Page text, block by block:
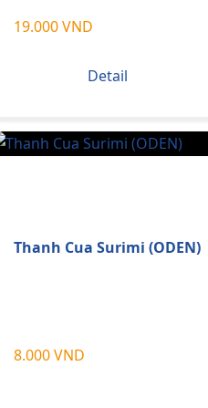
19.000 VND
Detail
Thanh Cua Surimi (ODEN)
8.000 VND